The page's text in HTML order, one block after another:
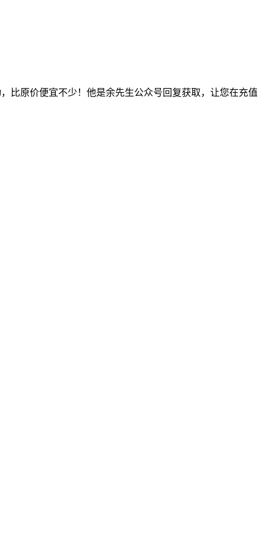
比原价便宜不少！他是余先生公众号回复获取，让您在充值